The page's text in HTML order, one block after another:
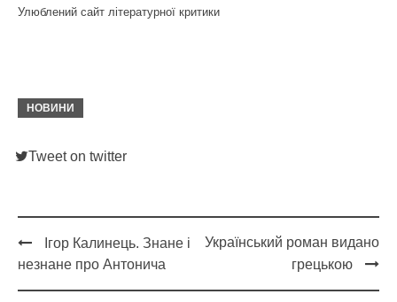
Улюблений сайт літературної критики
НОВИНИ
Tweet on twitter
Post
navigation
Ігор Калинець. Знане і
незнане про Антонича
Український роман видано
грецькою